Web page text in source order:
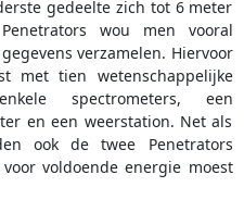
gedeelte zich tot 6 meter
wou men vooral
verzamelen. Hiervoor
met tien wetenschappelijke
spectrometers, een
en een weerstation. Net als
ook de twee Penetrators
voldoende energie moest